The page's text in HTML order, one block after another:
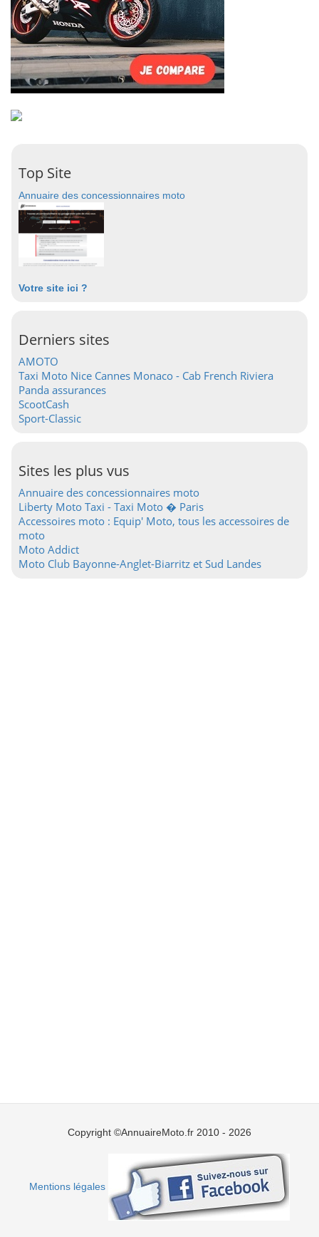
Top Site
Annuaire des concessionnaires moto
Votre site ici ?
Derniers sites
AMOTO
Taxi Moto Nice Cannes Monaco - Cab French Riviera
Panda assurances
ScootCash
Sport-Classic
Sites les plus vus
Annuaire des concessionnaires moto
Liberty Moto Taxi - Taxi Moto � Paris
Accessoires moto : Equip' Moto, tous les accessoires de
moto
Moto Addict
Moto Club Bayonne-Anglet-Biarritz et Sud Landes
Copyright ©AnnuaireMoto.fr 2010 - 2026
Mentions légales